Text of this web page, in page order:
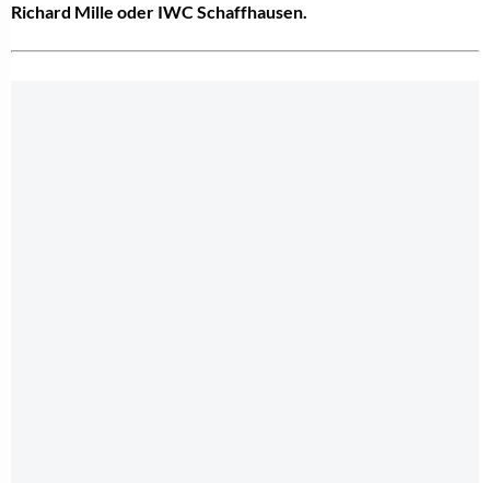
Richard Mille oder IWC Schaffhausen.